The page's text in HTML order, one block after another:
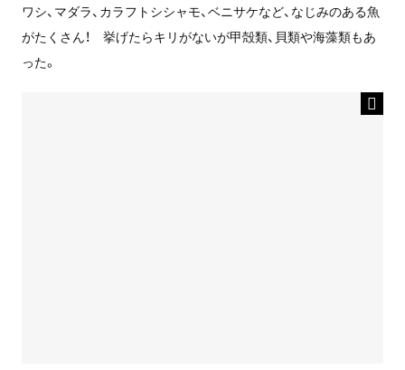
ワシ、マダラ、カラフトシシャモ、ベニサケなど、なじみのある魚
がたくさん！ 挙げたらキリがないが甲殻類、貝類や海藻類もあ
った。